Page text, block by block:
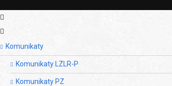
Komunikaty
Komunikaty LZLR-P
Komunikaty PZ